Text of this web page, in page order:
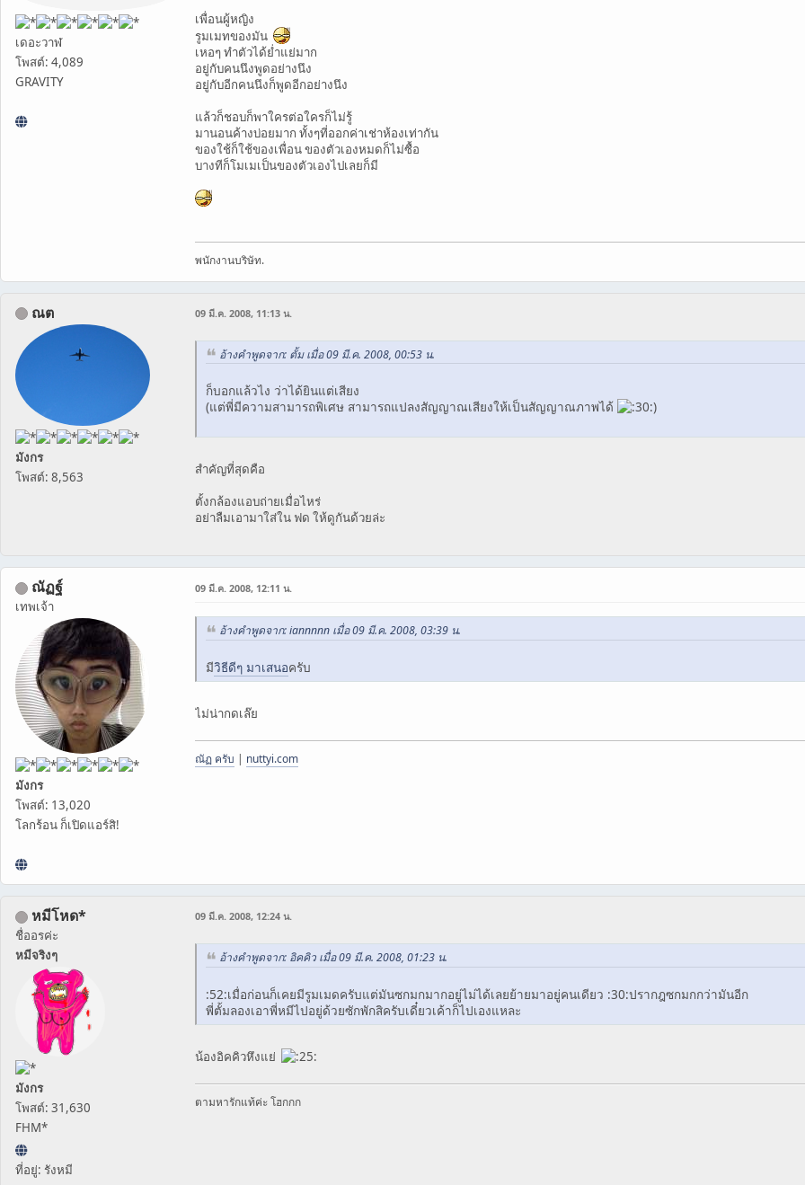
เดอะวาฬ
โพสต์: 4,089
GRAVITY
เพื่อนผู้หญิง
รูมเมทของมัน
เหอๆ ทำตัวได้ย่ำแย่มาก
อยู่กับคนนึงพูดอย่างนึง
อยู่กับอีกคนนึงก็พูดอีกอย่างนึง
แล้วก็ชอบก็พาใครต่อใครก็ไม่รู้
มานอนค้างบ่อยมาก ทั้งๆที่ออกค่าเช่าห้องเท่ากัน
ของใช้ก็ใช้ของเพื่อน ของตัวเองหมดก็ไม่ซื้อ
บางทีก็โมเมเป็นของตัวเองไปเลยก็มี
พนักงานบริษัท.
ณต
มังกร
โพสต์: 8,563
09 มี.ค. 2008, 11:13 น.
อ้างคำพูดจาก: ตั้ม เมื่อ 09 มี.ค. 2008, 00:53 น.
ก็บอกแล้วไง ว่าได้ยินแต่เสียง
(แต่พี่มีความสามารถพิเศษ สามารถแปลงสัญญาณเสียงให้เป็นสัญญาณภาพได้
)
สำคัญที่สุดคือ
ตั้งกล้องแอบถ่ายเมื่อไหร่
อย่าลืมเอามาใส่ใน ฟด ให้ดูกันด้วยล่ะ
ณัฏฐ์
เทพเจ้า
มังกร
โพสต์: 13,020
โลกร้อน ก็เปิดแอร์สิ!
09 มี.ค. 2008, 12:11 น.
อ้างคำพูดจาก: iannnnn เมื่อ 09 มี.ค. 2008, 03:39 น.
มีวิธีดีๆ มาเสนอครับ
ไม่น่ากดเล๊ย
ณัฏ ครับ | nuttyi.com
หมีโหด*
ชื่ออรค่ะ
หมีจริงๆ
มังกร
โพสต์: 31,630
FHM*
ที่อยู่: รังหมี
09 มี.ค. 2008, 12:24 น.
อ้างคำพูดจาก: อิคคิว เมื่อ 09 มี.ค. 2008, 01:23 น.
:52:เมื่อก่อนก็เคยมีรูมเมดครับแต่มันซกมกมากอยู่ไม่ได้เลยย้ายมาอยู่คนเดียว :30:ปรากฎซกมกกว่ามันอีก
พี่ตั้มลองเอาพี่หมีไปอยู่ด้วยซักพักสิครับเดี๋ยวเค้าก็ไปเองแหละ
น้องอิคคิวหึงแย่
ตามหารักแท้ค่ะ โฮกกก